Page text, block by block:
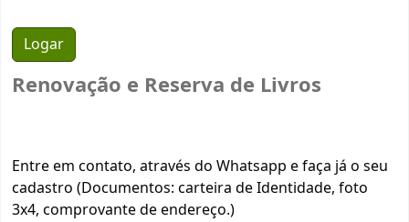
Renovação e Reserva de Livros
Entre em contato, através do Whatsapp e faça já o seu
cadastro (Documentos: carteira de Identidade, foto
3x4, comprovante de endereço.)